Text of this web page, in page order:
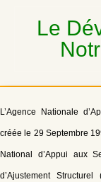
Le
L’Agence Nationale
créée le 29 Septembre
National d’Appui aux
d’Ajustement